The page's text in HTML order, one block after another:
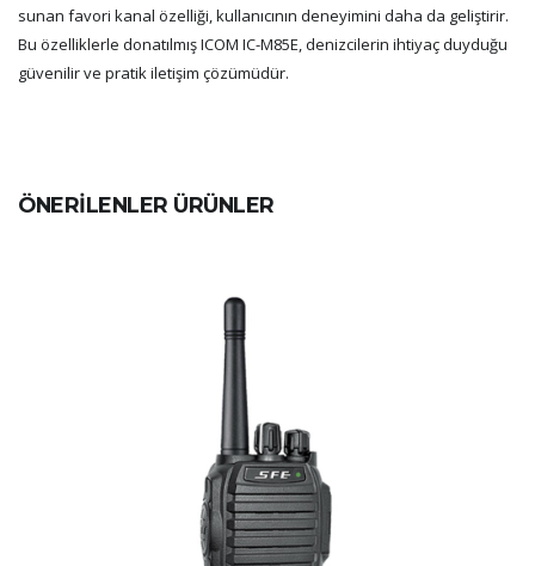
sunan favori kanal özelliği, kullanıcının deneyimini daha da geliştirir.
Bu özelliklerle donatılmış ICOM IC-M85E, denizcilerin ihtiyaç duyduğu
güvenilir ve pratik iletişim çözümüdür.
ÖNERİLENLER ÜRÜNLER